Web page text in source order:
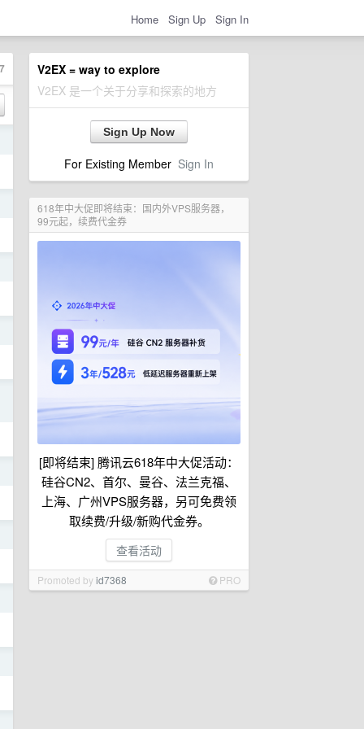
Home Sign Up Sign In
V2EX = way to explore
V2EX 是一个关于分享和探索的地方
Sign Up Now
For Existing Member Sign In
618年中大促即将结束：国内外VPS服务器，
99元起，续费代金券
[即将结束] 腾讯云618年中大促活动：
硅谷CN2、首尔、曼谷、法兰克福、
上海、广州VPS服务器，另可免费领
取续费/升级/新购代金券。
查看活动
Promoted byid7368 PRO